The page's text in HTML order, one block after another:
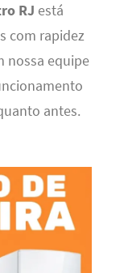
RJ está
com rapidez
nossa equipe
antes.